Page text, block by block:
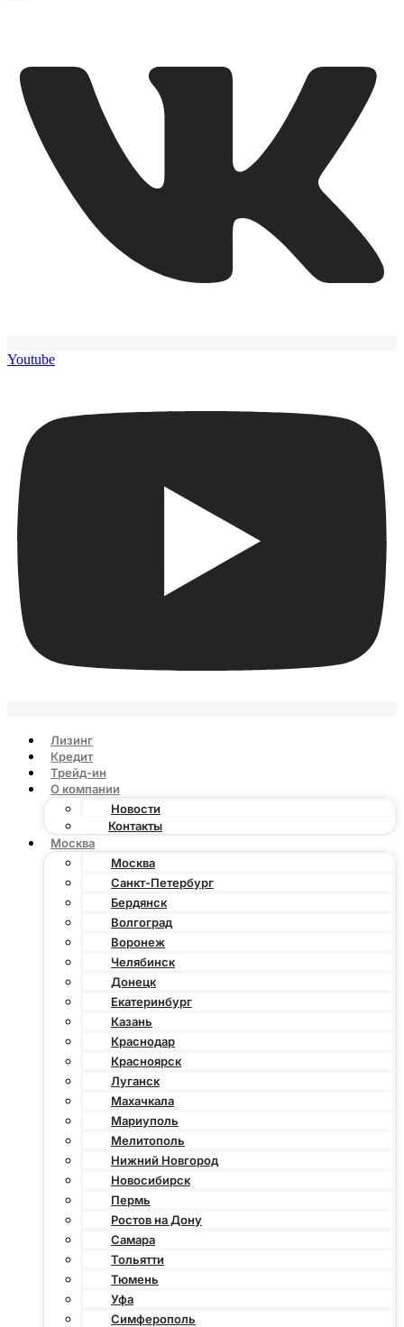
Youtube
Лизинг
Кредит
Трейд-ин
О компании
Новости
Контакты
Москва
Москва
Санкт-Петербург
Бердянск
Волгоград
Воронеж
Челябинск
Донецк
Екатеринбург
Казань
Краснодар
Красноярск
Луганск
Махачкала
Мариуполь
Мелитополь
Нижний Новгород
Новосибирск
Пермь
Ростов на Дону
Самара
Тольятти
Тюмень
Уфа
Симферополь